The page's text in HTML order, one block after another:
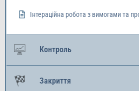
Інтераційна робота з вимогами та
Контроль
Закриття